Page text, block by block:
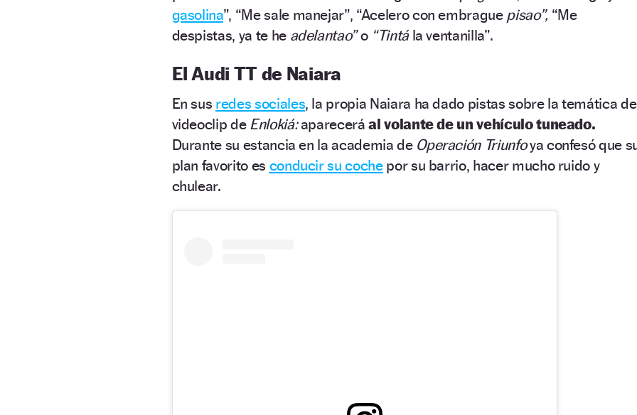
gasolina”, “Me sale manejar”, “Acelero con embrague pisao”, “Me
despistas, ya te he adelantao”o “Tintá la ventanilla”.
El Audi TT de Naiara
En sus redes sociales, la propia Naiara ha dado pistas sobre la temática
videoclip de Enlokiá:apareceráal volante de un vehículo tuneado.
Durante su estancia en la academia de Operación Triunfoya confesó que
plan favorito es conducir su cochepor su barrio, hacer mucho ruido y
chulear.